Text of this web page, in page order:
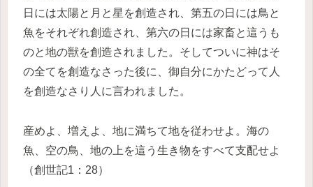
日には太陽と月と星を創造され、第五の日には鳥と
魚をそれぞれ創造され、第六の日には家畜と這うも
のと地の獣を創造されました。そしてついに神はそ
の全てを創造なさった後に、御自分にかたどって人
を創造なさり人に言われました。
産めよ、増えよ、地に満ちて地を従わせよ。海の
魚、空の鳥、地の上を這う生き物をすべて支配せよ
（創世記1：28）